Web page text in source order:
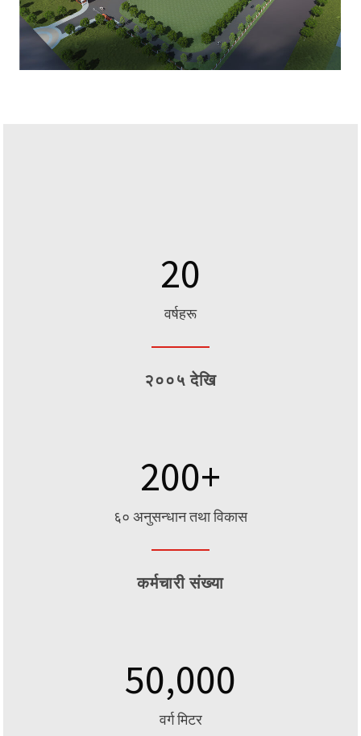
20
वर्षहरू
२००५ देखि
200+
६० अनुसन्धान तथा विकास
कर्मचारी संख्या
50,000
वर्ग मिटर